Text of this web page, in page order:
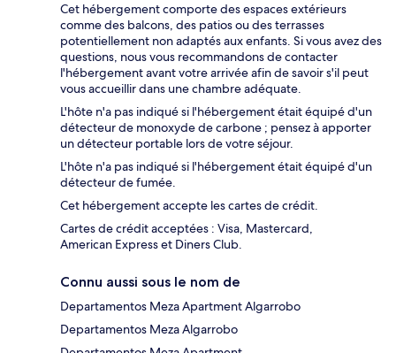
Cet hébergement comporte des espaces extérieurs
comme des balcons, des patios ou des terrasses
potentiellement non adaptés aux enfants. Si vous avez des
questions, nous vous recommandons de contacter
l'hébergement avant votre arrivée afin de savoir s'il peut
vous accueillir dans une chambre adéquate.
L'hôte n'a pas indiqué si l'hébergement était équipé d'un
détecteur de monoxyde de carbone ; pensez à apporter
un détecteur portable lors de votre séjour.
L'hôte n'a pas indiqué si l'hébergement était équipé d'un
détecteur de fumée.
Cet hébergement accepte les cartes de crédit.
Cartes de crédit acceptées : Visa, Mastercard,
American Express et Diners Club.
Connu aussi sous le nom de
Departamentos Meza Apartment Algarrobo
Departamentos Meza Algarrobo